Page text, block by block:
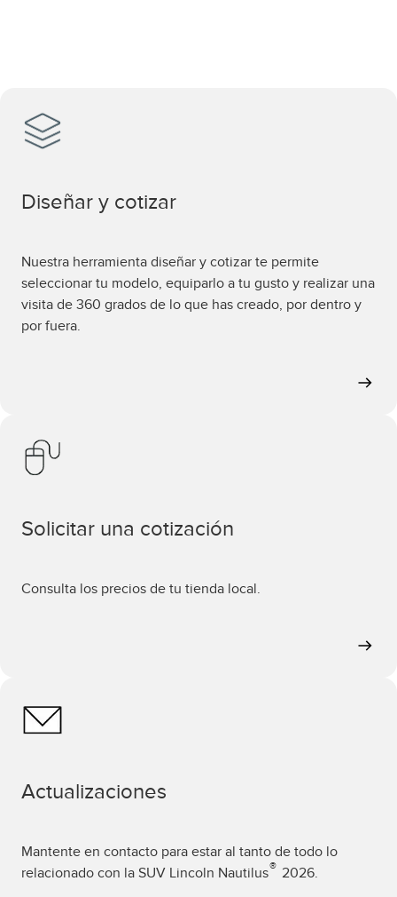
Diseñar y cotizar
Nuestra herramienta diseñar y cotizar te permite
seleccionar tu modelo, equiparlo a tu gusto y realizar una
visita de 360 grados de lo que has creado, por dentro y
por fuera.
Solicitar una cotización
Consulta los precios de tu tienda local.
Actualizaciones
Mantente en contacto para estar al tanto de todo lo
relacionado con la SUV Lincoln Nautilus® 2026.